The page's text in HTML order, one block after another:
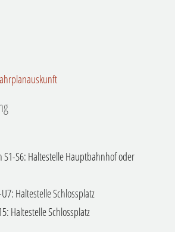
S1-S6: Haltestelle Hauptbahnhof oder
Haltestelle Schlossplatz
Haltestelle Schlossplatz